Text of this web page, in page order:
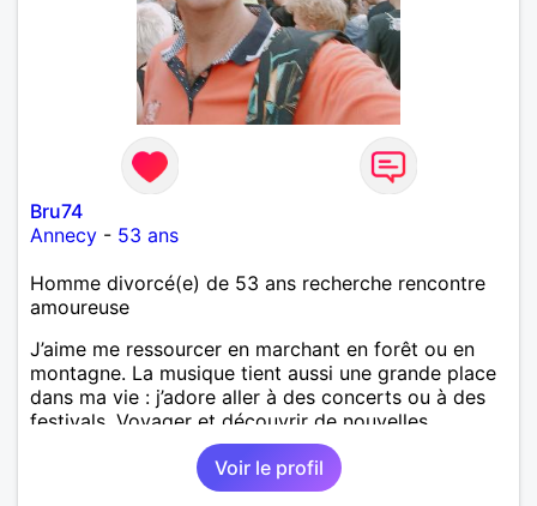
Bru74
Annecy - 53 ans
Homme divorcé(e) de 53 ans recherche rencontre
amoureuse
J’aime me ressourcer en marchant en forêt ou en
montagne. La musique tient aussi une grande place
dans ma vie : j’adore aller à des concerts ou à des
festivals. Voyager et découvrir de nouvelles
cultures, c’est ce qui m’inspire le plus. J’aimerais
rencontrer quelqu’un avec qui partager ces
moments simples et sincères.
Voir le profil